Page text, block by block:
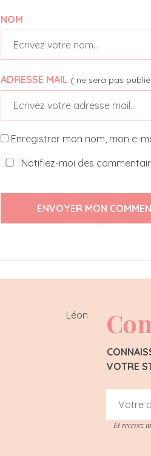
NOM
ADRESSE MAIL ( ne sera pas
Enregistrer mon nom, mon e-
Notifiez-moi des
ENVOYER MON
VOTRE
Et recevez